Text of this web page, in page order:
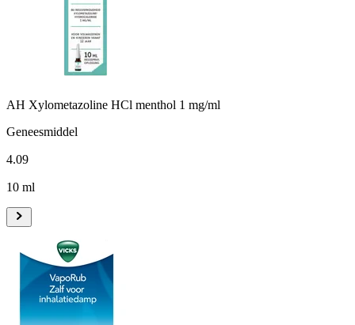
AH Xylometazoline HCl menthol 1 mg/ml
Geneesmiddel
4.09
10 ml